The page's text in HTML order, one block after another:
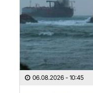
06.08.2026 - 10:45